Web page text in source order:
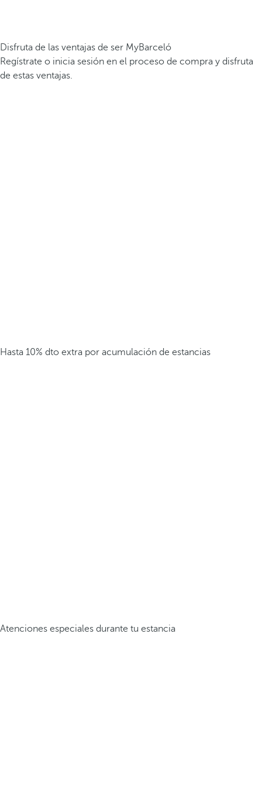
Disfruta de las ventajas de ser MyBarceló
Regístrate o inicia sesión en el proceso de compra y disfruta
de estas ventajas.
Hasta 10% dto extra por acumulación de estancias
Atenciones especiales durante tu estancia